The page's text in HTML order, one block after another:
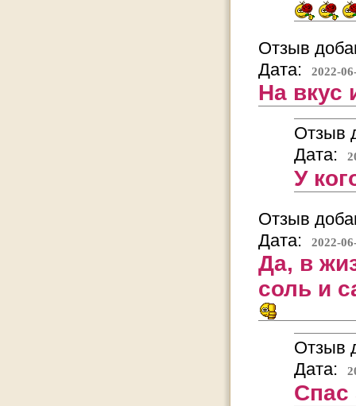
Отзыв
Дата:
2022-
На вкус
Отзыв
Дата:
У
Отзыв
Дата:
2022-
Да, в
соль и
Отзыв
Дата:
Спас